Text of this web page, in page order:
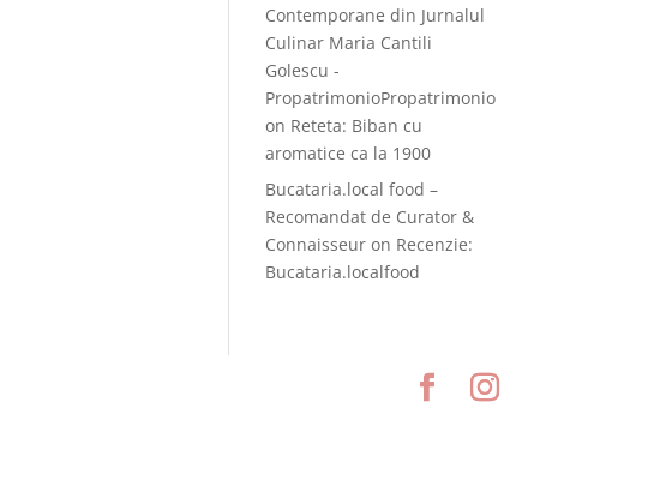
Contemporane din Jurnalul
Culinar Maria Cantili
Golescu -
PropatrimonioPropatrimonio
on Reteta: Biban cu
aromatice ca la 1900
Bucataria.local food –
Recomandat de Curator &
Connaisseur on Recenzie:
Bucataria.localfood